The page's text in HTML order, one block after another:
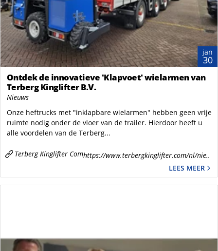
jan
30
Ontdek de innovatieve 'Klapvoet' wielarmen van
Terberg Kinglifter B.V.
Nieuws
Onze heftrucks met "inklapbare wielarmen" hebben geen vrije
ruimte nodig onder de vloer van de trailer. Hierdoor heeft u
alle voordelen van de Terberg...
Terberg Kinglifter Comhttps://www.terbergkinglifter.com/nl/nie..
LEES MEER